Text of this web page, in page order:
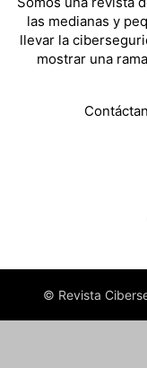
las medianas y
llevar la
mostrar una
© Revista